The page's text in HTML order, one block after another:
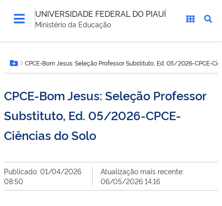
UNIVERSIDADE FEDERAL DO PIAUÍ
Ministério da Educação
está
aqui:Botão Menu
CPCE-Bom Jesus: Seleção Professor Substituto, Ed. 05/2026-CPCE-
CPCE-Bom Jesus: Seleção Professor
Substituto, Ed. 05/2026-CPCE-
Ciências do Solo
Publicado: 01/04/2026
08:50
Atualização mais recente:
06/05/2026 14:16